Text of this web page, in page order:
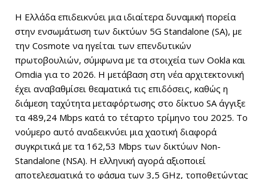
Η Ελλάδα επιδεικνύει μια ιδιαίτερα δυναμική πορεία
στην ενσωμάτωση των δικτύων 5G Standalone (SA), με
την Cosmote να ηγείται των επενδυτικών
πρωτοβουλιών, σύμφωνα με τα στοιχεία των Ookla και
Omdia για το 2026. Η μετάβαση στη νέα αρχιτεκτονική
έχει αναβαθμίσει θεαματικά τις επιδόσεις, καθώς η
διάμεση ταχύτητα μεταφόρτωσης στο δίκτυο SA άγγιξε
τα 489,24 Mbps κατά το τέταρτο τρίμηνο του 2025. Το
νούμερο αυτό αναδεικνύει μια χαοτική διαφορά
συγκριτικά με τα 162,53 Mbps των δικτύων Non-
Standalone (NSA). Η ελληνική αγορά αξιοποιεί
αποτελεσματικά το φάσμα των 3,5 GHz, τοποθετώντας